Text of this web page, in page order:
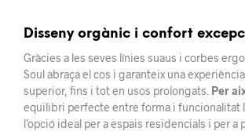
Disseny orgànic i confort
Gràcies a les seves línies suaus i corbes
Soul abraça el cos i garanteix una
superior, fins i tot en usos prolongats. Per
equilibri perfecte entre forma i funcionalitat
l’opció ideal per a espais residencials i per a